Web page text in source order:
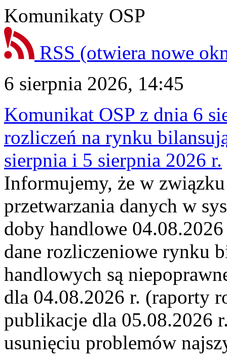
Komunikaty OSP
RSS (otwiera nowe
6 sierpnia 2026, 14:45
Komunikat OSP z dnia 6
rozliczeń na rynku
sierpnia i 5 sierpnia 2026 r.
Informujemy, że w
przetwarzania danych w
doby handlowe
dane rozliczeniowe rynku
handlowych są
dla 04.08.2026 r. (raporty
publikacje dla 05.08.2026
usunięciu problemów